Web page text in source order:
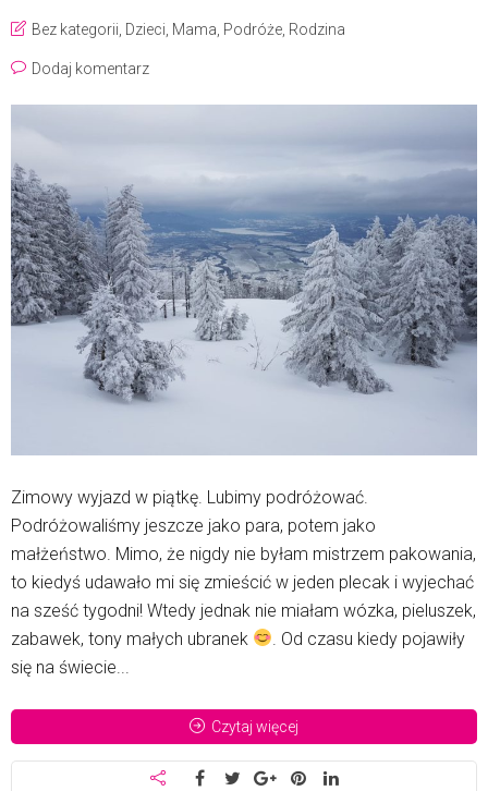
Bez kategorii, Dzieci, Mama, Podróże, Rodzina
Dodaj komentarz
Zimowy wyjazd w piątkę. Lubimy podróżować.
Podróżowaliśmy jeszcze jako para, potem jako
małżeństwo. Mimo, że nigdy nie byłam mistrzem pakowania,
to kiedyś udawało mi się zmieścić w jeden plecak i wyjechać
na sześć tygodni! Wtedy jednak nie miałam wózka, pieluszek,
zabawek, tony małych ubranek
. Od czasu kiedy pojawiły
się na świecie...
Czytaj więcej